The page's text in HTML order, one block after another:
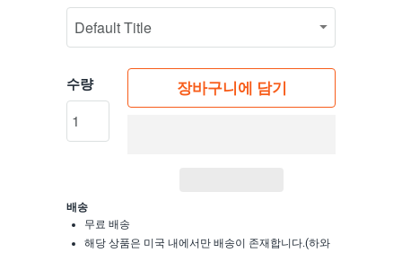
수량 장바구니에 담기
배송
무료 배송
해당 상품은 미국 내에서만 배송이 존재합니다.(하와